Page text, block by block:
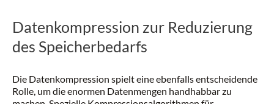
Datenkompression zur Reduzierung
des Speicherbedarfs
Die Datenkompression spielt eine ebenfalls entscheidende
Rolle, um die enormen Datenmengen handhabbar zu